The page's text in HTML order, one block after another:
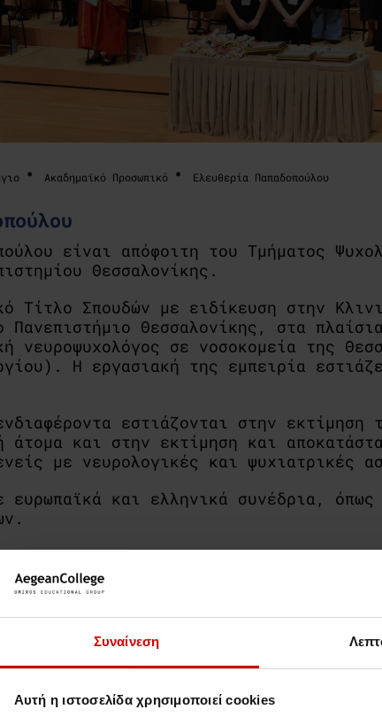
Συναίνεση
Αυτή η ιστοσελίδα χρησιμοποιεί cookies
Ακαδημαϊκό Προσωπικό Ελευθερία Παπαδοπούλου
είναι απόφοιτη του Τμήματος
Θεσσαλονίκης.
Τίτλο Σπουδών με ειδίκευση στην
Πανεπιστήμιο Θεσσαλονίκης, στα
νευροψυχολόγος σε νοσοκομεία της
Η εργασιακή της εμπειρία
εστιάζονται στην εκτίμηση
άτομα και στην εκτίμηση και
με νευρολογικές και ψυχιατρικές
ευρωπαϊκά και ελληνικά συνέδρια,